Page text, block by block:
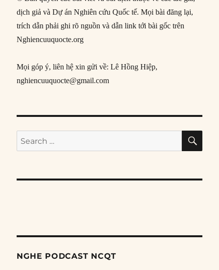
dịch giả và Dự án Nghiên cứu Quốc tế. Mọi bài đăng lại,
trích dẫn phải ghi rõ nguồn và dẫn link tới bài gốc trên
Nghiencuuquocte.org
Mọi góp ý, liên hệ xin gửi về: Lê Hồng Hiệp,
nghiencuuquocte@gmail.com
Search
for:
NGHE PODCAST NCQT